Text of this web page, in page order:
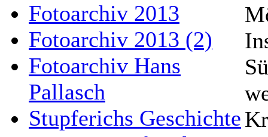
Fotoarchiv 2013
Fotoarchiv 2013 (2)
Fotoarchiv Hans
Pallasch
Stupferichs Geschichte